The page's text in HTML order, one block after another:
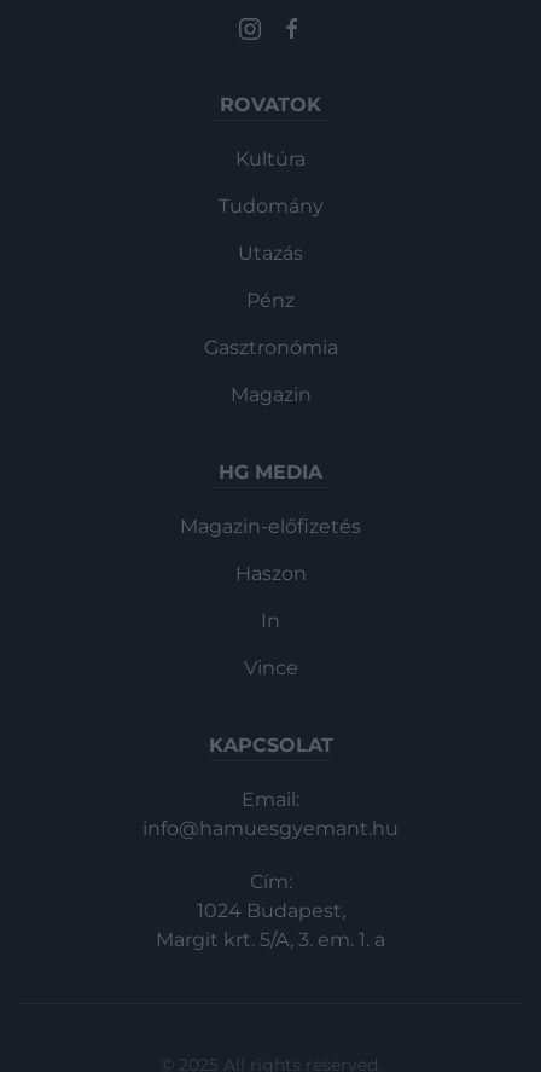
ROVATOK
Kultúra
Tudomány
Utazás
Pénz
Gasztronómia
Magazin
HG MEDIA
Magazin-előfizetés
Haszon
In
Vince
KAPCSOLAT
Email:
info@hamuesgyemant.hu
Cím:
1024 Budapest,
Margit krt. 5/A, 3. em. 1. a
© 2025 All rights reserved.